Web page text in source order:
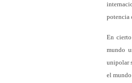
potencia
En
mundo
unipolar
el